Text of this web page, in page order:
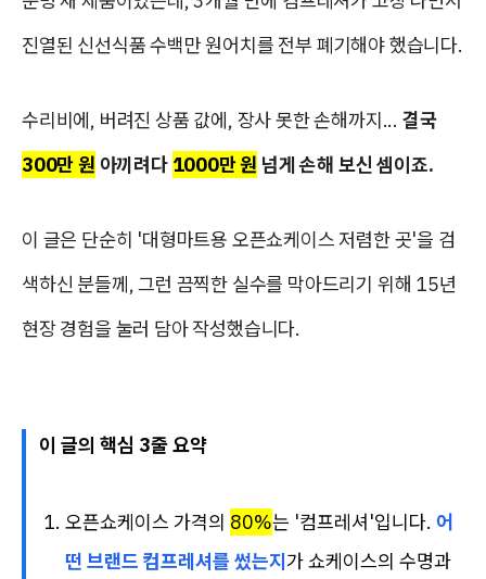
진열된 신선식품 수백만 원어치를 전부 폐기해야 했습니다.
수리비에, 버려진 상품 값에, 장사 못한 손해까지... 결국
300만 원 아끼려다 1000만 원 넘게 손해 보신 셈이죠.
이 글은 단순히 '대형마트용 오픈쇼케이스 저렴한 곳'을 검
색하신 분들께, 그런 끔찍한 실수를 막아드리기 위해 15년
현장 경험을 눌러 담아 작성했습니다.
이 글의 핵심 3줄 요약
오픈쇼케이스 가격의 80%는 '컴프레셔'입니다. 어
떤 브랜드 컴프레셔를 썼는지가 쇼케이스의 수명과